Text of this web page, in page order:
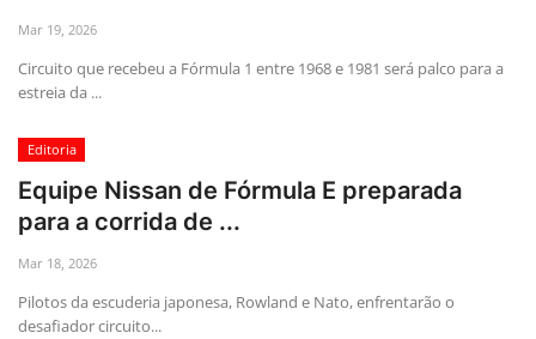
Mar 19, 2026
Circuito que recebeu a Fórmula 1 entre 1968 e 1981 será palco para a
estreia da ...
Editoria
Equipe Nissan de Fórmula E preparada
para a corrida de ...
Mar 18, 2026
Pilotos da escuderia japonesa, Rowland e Nato, enfrentarão o
desafiador circuito...